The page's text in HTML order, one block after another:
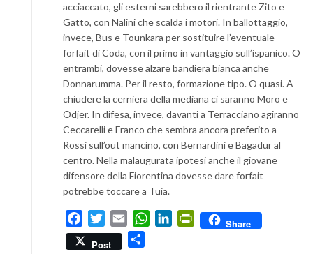
acciaccato, gli esterni sarebbero il rientrante Zito e
Gatto, con Nalini che scalda i motori. In ballottaggio,
invece, Bus e Tounkara per sostituire l’eventuale
forfait di Coda, con il primo in vantaggio sull’ispanico. O
entrambi, dovesse alzare bandiera bianca anche
Donnarumma. Per il resto, formazione tipo. O quasi. A
chiudere la cerniera della mediana ci saranno Moro e
Odjer. In difesa, invece, davanti a Terracciano agiranno
Ceccarelli e Franco che sembra ancora preferito a
Rossi sull’out mancino, con Bernardini e Bagadur al
centro. Nella malaugurata ipotesi anche il giovane
difensore della Fiorentina dovesse dare forfait
potrebbe toccare a Tuia.
FacebookTwitterEmail WhatsApp
LinkedInPrintFriendly
Share
Post